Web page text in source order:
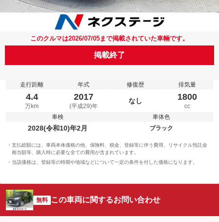
このクルマは2026/07/05まで掲載されていた車輛です。
掲載終了
走行距離
4.4
万km
年式
2017
(平成29)年
修復歴
なし
排気量
1800
cc
車検
2028(令和10)年2月
車体色
ブラック
支払総額には、車両本体価格の他、保険料、税金、登録等に伴う費用、リサイクル預託金
相当額等、購入時に必要な全ての費用が含まれています。
当該価格は、登録等の時期や地域などについて一定の条件を付した価格になります。
無料 この車両に関するお問い合わせ